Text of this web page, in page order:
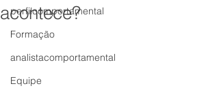
perfilcomportamental
Formação
analistacomportamental
Equipe
acontece?